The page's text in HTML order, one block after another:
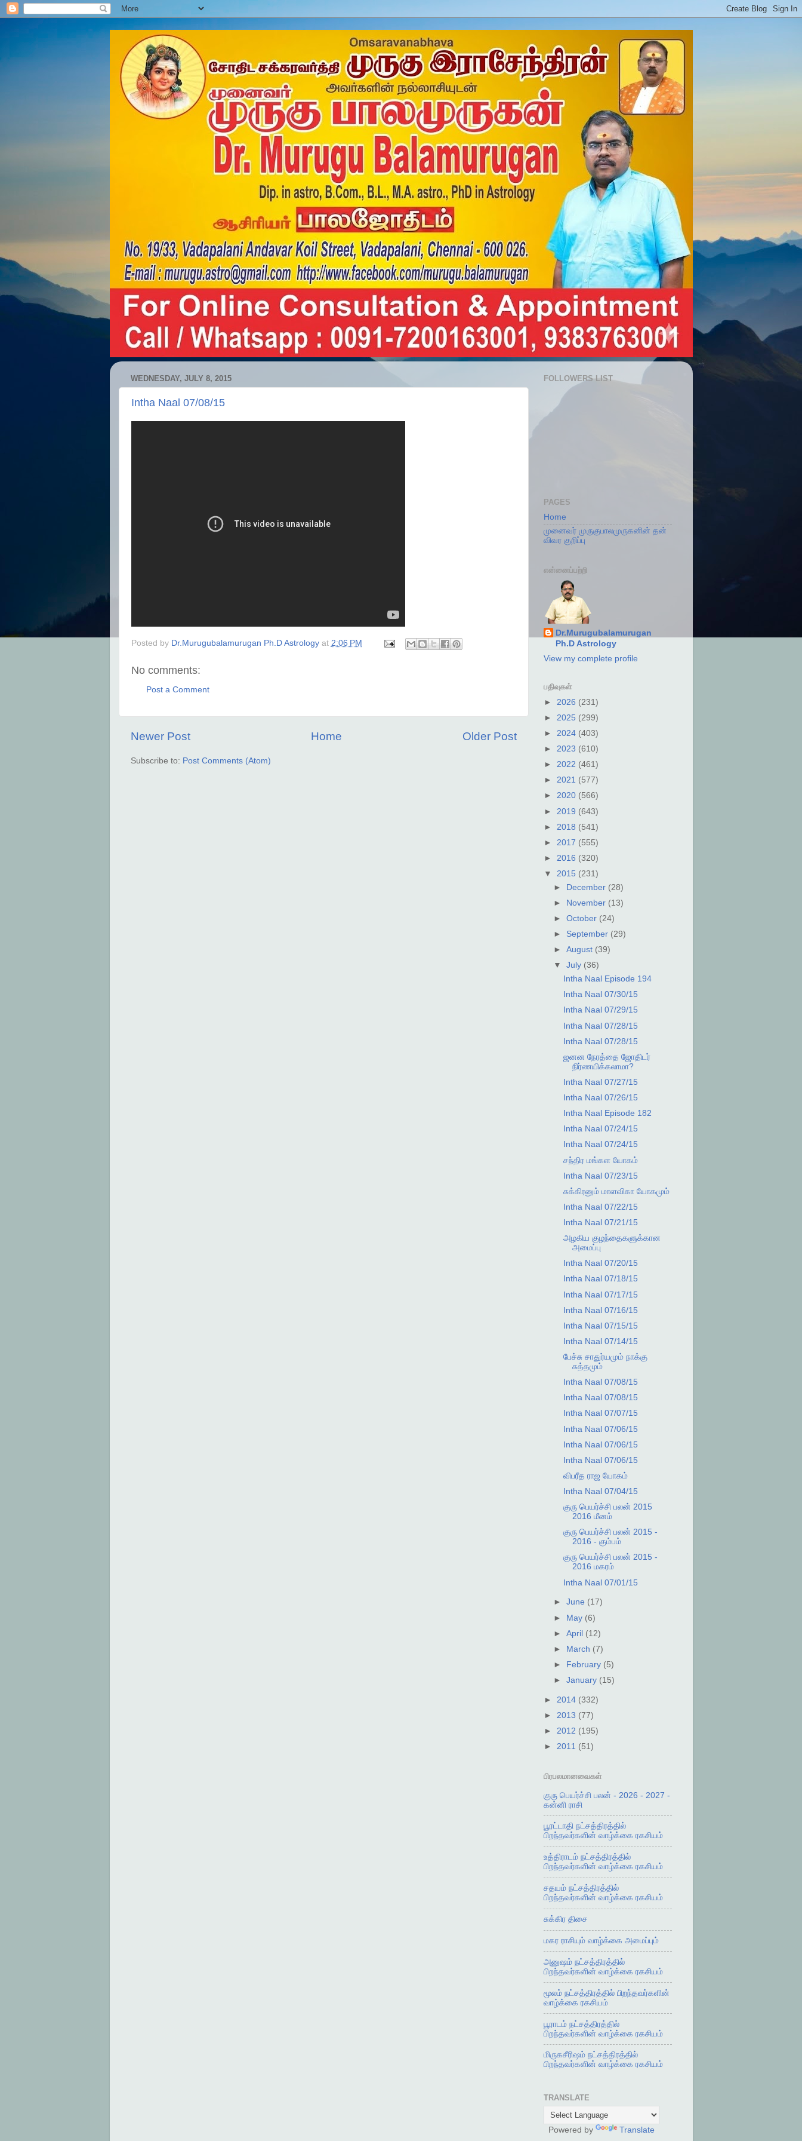
WEDNESDAY, JULY 8, 2015
Intha Naal 07/08/15
Posted by Dr.Murugubalamurugan Ph.D Astrology at 2:06 PM
No comments:
Post a Comment
Newer Post Older Post
Home
Subscribe to: Post Comments (Atom)
FOLLOWERS LIST
PAGES
Home
முனைவர் முருகுபாலமுருகனின் தன்
விவர குறிப்பு
என்னைப்பற்றி
Dr.Murugubalamurugan
Ph.D Astrology
View my complete profile
பதிவுகள்
► 2026 (231)
► 2025 (299)
► 2024 (403)
► 2023 (610)
► 2022 (461)
► 2021 (577)
► 2020 (566)
► 2019 (643)
► 2018 (541)
► 2017 (555)
► 2016 (320)
▼ 2015 (231)
►
December (28)
►
November (13)
► October (24)
► September (29)
► August (39)
▼ July (36)
Intha Naal Episode 194
Intha Naal 07/30/15
Intha Naal 07/29/15
Intha Naal 07/28/15
Intha Naal 07/28/15
ஜனன நேரத்தை ஜோதிடர்
நிர்ணயிக்கலாமா?
Intha Naal 07/27/15
Intha Naal 07/26/15
Intha Naal Episode 182
Intha Naal 07/24/15
Intha Naal 07/24/15
சந்திர மங்கள யோகம்
Intha Naal 07/23/15
சுக்கிரனும் மாளவிகா யோகமும்
Intha Naal 07/22/15
Intha Naal 07/21/15
அழகிய குழந்தைகளுக்கான
அமைப்பு
Intha Naal 07/20/15
Intha Naal 07/18/15
Intha Naal 07/17/15
Intha Naal 07/16/15
Intha Naal 07/15/15
Intha Naal 07/14/15
பேச்சு சாதுர்யமும் நாக்கு
சுத்தமும்
Intha Naal 07/08/15
Intha Naal 07/08/15
Intha Naal 07/07/15
Intha Naal 07/06/15
Intha Naal 07/06/15
Intha Naal 07/06/15
விபரீத ராஜ யோகம்
Intha Naal 07/04/15
குரு பெயர்ச்சி பலன் 2015
2016 மீனம்
குரு பெயர்ச்சி பலன் 2015 -
2016 - கும்பம்
குரு பெயர்ச்சி பலன் 2015 -
2016 மகரம்
Intha Naal 07/01/15
► June (17)
► May (6)
► April (12)
►
March (7)
►
February (5)
► January (15)
► 2014 (332)
► 2013 (77)
► 2012 (195)
► 2011 (51)
பிரபலமானவைகள்
குரு பெயர்ச்சி பலன் - 2026 - 2027 -
கன்னி ராசி
பூரட்டாதி நட்சத்திரத்தில்
பிறந்தவர்களின் வாழ்க்கை ரகசியம்
உத்திராடம் நட்சத்திரத்தில்
பிறந்தவர்களின் வாழ்க்கை ரகசியம்
சதயம் நட்சத்திரத்தில்
பிறந்தவர்களின் வாழ்க்கை ரகசியம்
சுக்கிர திசை
மகர ராசியும் வாழ்க்கை அமைப்பும்
அனுஷம் நட்சத்திரத்தில்
பிறந்தவர்களின் வாழ்க்கை ரகசியம்
மூலம் நட்சத்திரத்தில் பிறந்தவர்களின்
வாழ்க்கை ரகசியம்
பூராடம் நட்சத்திரத்தில்
பிறந்தவர்களின் வாழ்க்கை ரகசியம்
மிருகசீரிஷம் நட்சத்திரத்தில்
பிறந்தவர்களின் வாழ்க்கை ரகசியம்
TRANSLATE
Powered by Translate